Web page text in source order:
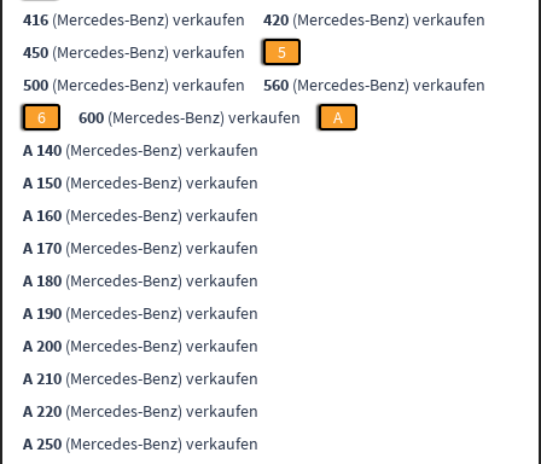
416 (Mercedes-Benz) verkaufen 420 (Mercedes-Benz) verkaufen
450 (Mercedes-Benz) verkaufen
5
500 (Mercedes-Benz) verkaufen 560 (Mercedes-Benz) verkaufen
6
600 (Mercedes-Benz) verkaufen
A
A 140 (Mercedes-Benz) verkaufen
A 150 (Mercedes-Benz) verkaufen
A 160 (Mercedes-Benz) verkaufen
A 170 (Mercedes-Benz) verkaufen
A 180 (Mercedes-Benz) verkaufen
A 190 (Mercedes-Benz) verkaufen
A 200 (Mercedes-Benz) verkaufen
A 210 (Mercedes-Benz) verkaufen
A 220 (Mercedes-Benz) verkaufen
A 250 (Mercedes-Benz) verkaufen